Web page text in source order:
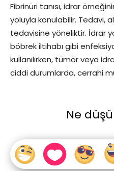
Fibrinüri tanısı, idrar
yoluyla konulabilir. Tedavi,
tedavisine yöneliktir. İdrar
böbrek iltihabı gibi
kullanılırken, tümör veya
ciddi durumlarda, cerrahi
Ne